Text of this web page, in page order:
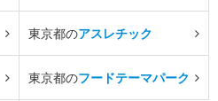
東京都のアスレチック
東京都のフードテーマパーク